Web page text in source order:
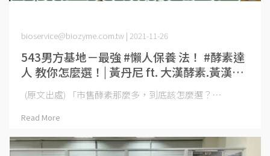
543男方基地－最強 #懶人保養 法！ #酵素達
人 教你怎麼選！| 黃丹尼 ft. 大漢酵素.黃漢斌
bioservice@biozyme.com.tw | 2021-11-26
(原文出處) 「市售酵素那麼多，到底該怎麼選？⋯
Read More